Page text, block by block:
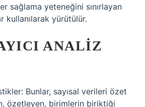
sağlama yeteneğini sınırlayan
kullanılarak yürütülür.
ANALIZ
Bunlar, sayısal verileri özet
özetleyen, birimlerin biriktiği